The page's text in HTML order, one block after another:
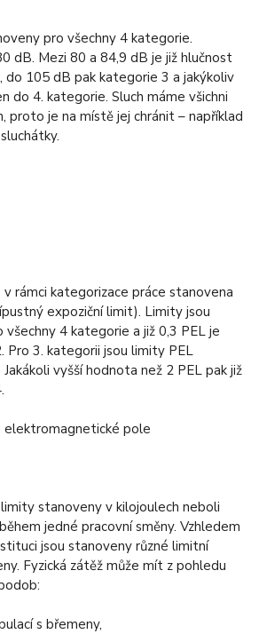
pro všechny 4 kategorie.
dB. Mezi 80 a 84,9 dB je již hlučnost
do 105 dB pak kategorie 3 a jakýkoliv
do 4. kategorie. Sluch máme všichni
proto je na místě jej chránit – například
rámci kategorizace práce stanovena
expoziční limit). Limity jsou
4 kategorie a již 0,3 PEL je
Pro 3. kategorii jsou limity PEL
vyšší hodnota než 2 PEL pak již
elektromagnetické pole
stanoveny v kilojoulech neboli
jedné pracovní směny. Vzhledem
jsou stanoveny různé limitní
Fyzická zátěž může mít z pohledu
s břemeny,